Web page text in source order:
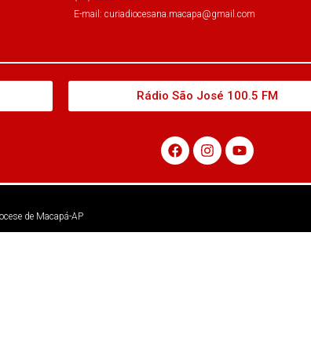
E-mail: curiadiocesana.macapa@gmail.com
Rádio São José 100.5 FM
de Macapá-AP